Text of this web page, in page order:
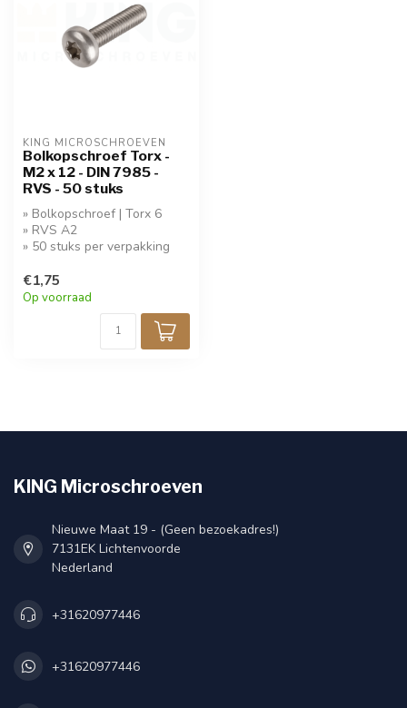
KING MICROSCHROEVEN
Bolkopschroef Torx -
M2 x 12 - DIN 7985 -
RVS - 50 stuks
» Bolkopschroef | Torx 6
» RVS A2
» 50 stuks per verpakking
€1,75
Op voorraad
KING Microschroeven
Nieuwe Maat 19 - (Geen bezoekadres!)
7131EK Lichtenvoorde
Nederland
+31620977446
+31620977446